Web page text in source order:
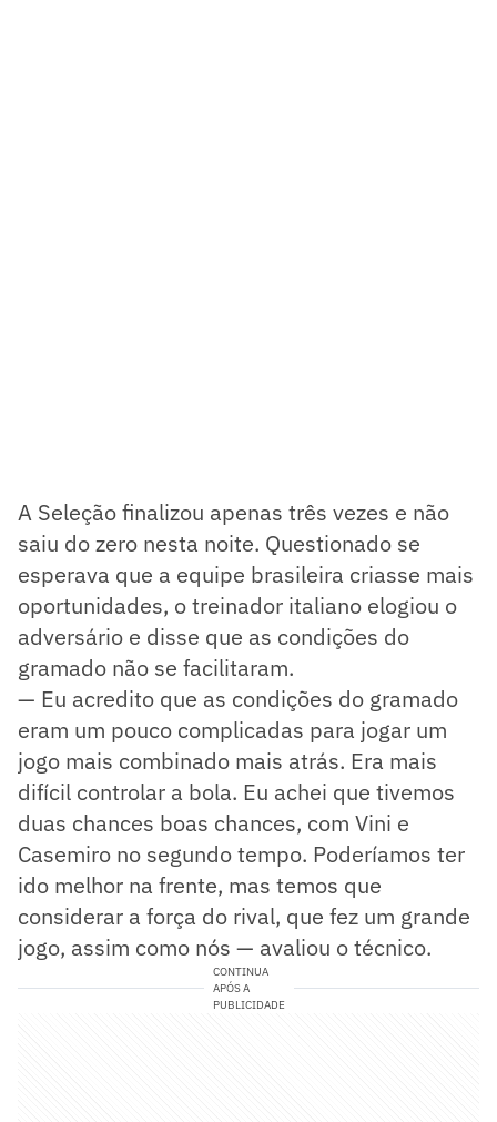
A Seleção finalizou apenas três vezes e não
saiu do zero nesta noite. Questionado se
esperava que a equipe brasileira criasse mais
oportunidades, o treinador italiano elogiou o
adversário e disse que as condições do
gramado não se facilitaram.
— Eu acredito que as condições do gramado
eram um pouco complicadas para jogar um
jogo mais combinado mais atrás. Era mais
difícil controlar a bola. Eu achei que tivemos
duas chances boas chances, com Vini e
Casemiro no segundo tempo. Poderíamos ter
ido melhor na frente, mas temos que
considerar a força do rival, que fez um grande
jogo, assim como nós — avaliou o técnico.
CONTINUA
APÓS A
PUBLICIDADE